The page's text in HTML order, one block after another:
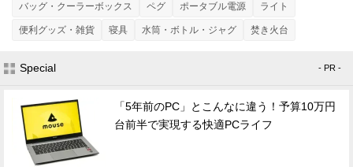
バッグ・クーラーボックス ペグ ポータブル電源 ライト
便利グッズ・雑貨 寝具 水筒・ボトル・ジャグ 焚き火台
Special - PR -
「5年前のPC」とこんなに違う！予算10万円
台前半で実現する快適PCライフ